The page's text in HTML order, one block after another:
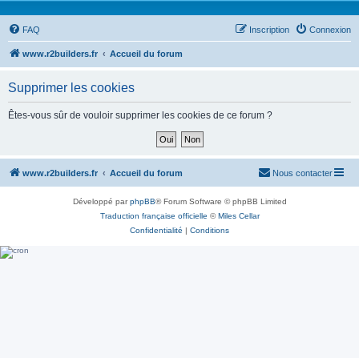
FAQ Connexion
Inscription
www.r2builders.fr Accueil du forum
Supprimer les cookies
Êtes-vous sûr de vouloir supprimer les cookies de ce forum ?
www.r2builders.fr Accueil du forum Nous contacter
Développé parphpBB® Forum Software © phpBB Limited
Traduction française officielle ©Miles Cellar
Confidentialité | Conditions